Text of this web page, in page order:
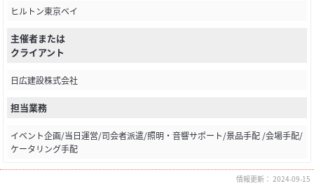
ヒルトン東京ベイ
主催者または
クライアント
日広建設株式会社
担当業務
イベント企画/当日運営/司会者派遣/照明・音響サポート/景品手配 /会場手配/
ケータリング手配
情報更新： 2024-09-15